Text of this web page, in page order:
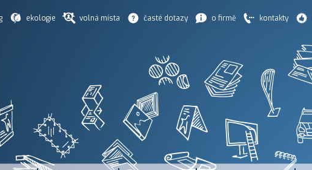
ekologie volná místa časté dotazy o firmě kontakty